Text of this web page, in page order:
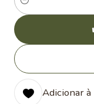
Quantidade
Adicionar